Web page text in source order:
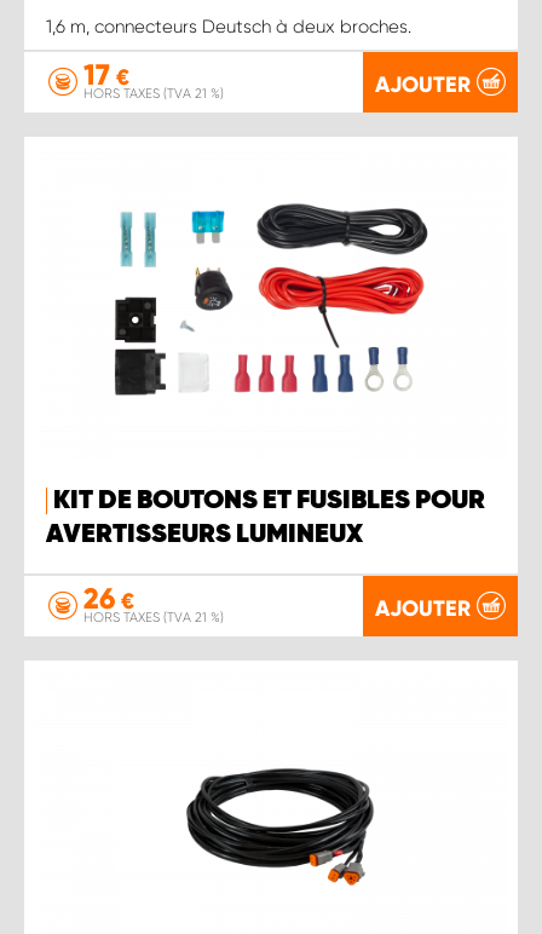
1,6 m, connecteurs Deutsch à deux broches.
17 €
HORS TAXES (TVA 21 %) AJOUTER
KIT DE BOUTONS ET FUSIBLES POUR
AVERTISSEURS LUMINEUX
26 €
HORS TAXES (TVA 21 %) AJOUTER